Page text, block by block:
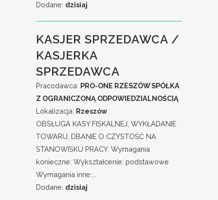
Dodane: dzisiaj
KASJER SPRZEDAWCA /
KASJERKA
SPRZEDAWCA
Pracodawca: PRO-ONE RZESZÓW SPÓŁKA
Z OGRANICZONĄ ODPOWIEDZIALNOŚCIĄ
Lokalizacja: Rzeszów
OBSŁUGA KASY FISKALNEJ, WYKŁADANIE
TOWARU, DBANIE O CZYSTOŚĆ NA
STANOWISKU PRACY. Wymagania
konieczne: Wykształcenie: podstawowe
Wymagania inne:...
Dodane: dzisiaj